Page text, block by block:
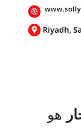
هو